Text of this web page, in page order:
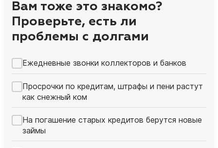
Вам тоже это знакомо?
Проверьте, есть ли
проблемы с долгами
Ежедневные звонки коллекторов и банков
Просрочки по кредитам, штрафы и пени растут
как снежный ком
На погашение старых кредитов берутся новые
займы